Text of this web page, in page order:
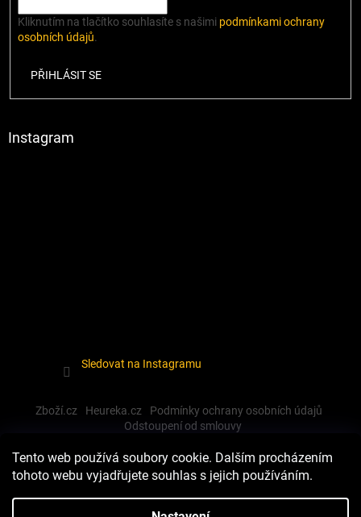
Tento web používá soubory cookie. Dalším procházením
tohoto webu vyjadřujete souhlas s jejich používáním.
Kliknutím na tlačítko souhlasíte s našimi podmínkami ochrany
osobních údajů.
PŘIHLÁSIT SE
Instagram
Sledovat na Instagramu
Zboží.cz Heureka.cz
Podmínky ochrany osobních údajů
Odstoupení od smlouvy